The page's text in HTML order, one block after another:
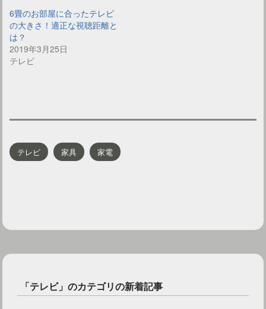
6畳のお部屋に合ったテレビ
の大きさ！適正な視聴距離と
は？
2019年3月25日
テレビ
テレビ 家具 家電
「テレビ」のカテゴリの新着記事